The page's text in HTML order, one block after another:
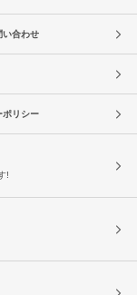
い合わせ
ポリシー
!